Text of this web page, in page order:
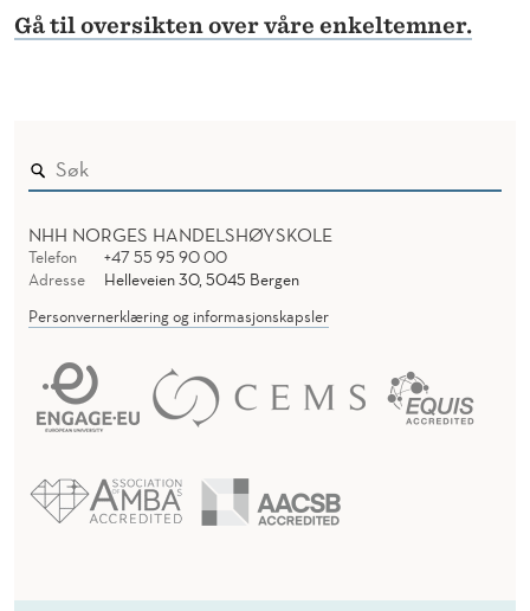
Gå til oversikten over våre enkeltemner.
NHH NORGES HANDELSHØYSKOLE
Telefon
+47 55 95 90 00
Adresse
Helleveien 30, 5045 Bergen
Personvernerklæring og informasjonskapsler